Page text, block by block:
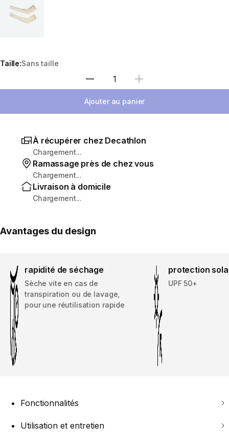
Taille:Sans taille
Sélectionnez la quantité
Ajouter au panier
À récupérer chez Decathlon
Chargement...
Ramassage près de chez vous
Chargement...
Livraison à domicile
Chargement...
Avantages du design
rapidité de séchage
Sèche vite en cas de
transpiration ou de lavage,
pour une réutilisation rapide
protection
UPF 50+
Fonctionnalités
Utilisation et entretien